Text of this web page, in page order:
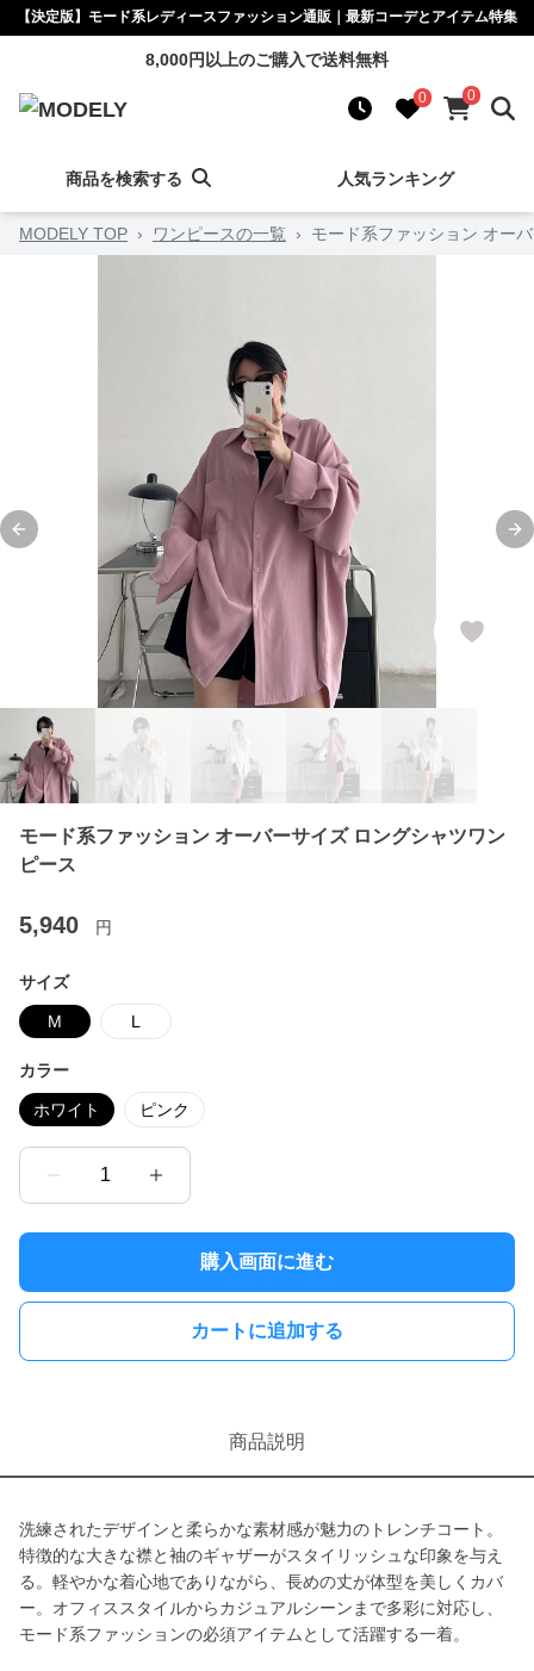
【決定版】モード系レディースファッション通販｜最新コーデとアイテム特集
8,000円以上のご購入で送料無料
0 0
商品を検索する 人気ランキング
MODELY TOP › ワンピースの一覧 › モード系ファッション オー
Previous slide
モード系ファッション オーバーサイズ ロングシャツワン
ピース
5,940 円
サイズ
M L
カラー
ホワイト ピンク
1
購入画面に進む
カートに追加する
商品説明
洗練されたデザインと柔らかな素材感が魅力のトレンチコート。
特徴的な大きな襟と袖のギャザーがスタイリッシュな印象を与え
る。軽やかな着心地でありながら、長めの丈が体型を美しくカバ
ー。オフィススタイルからカジュアルシーンまで多彩に対応し、
モード系ファッションの必須アイテムとして活躍する一着。